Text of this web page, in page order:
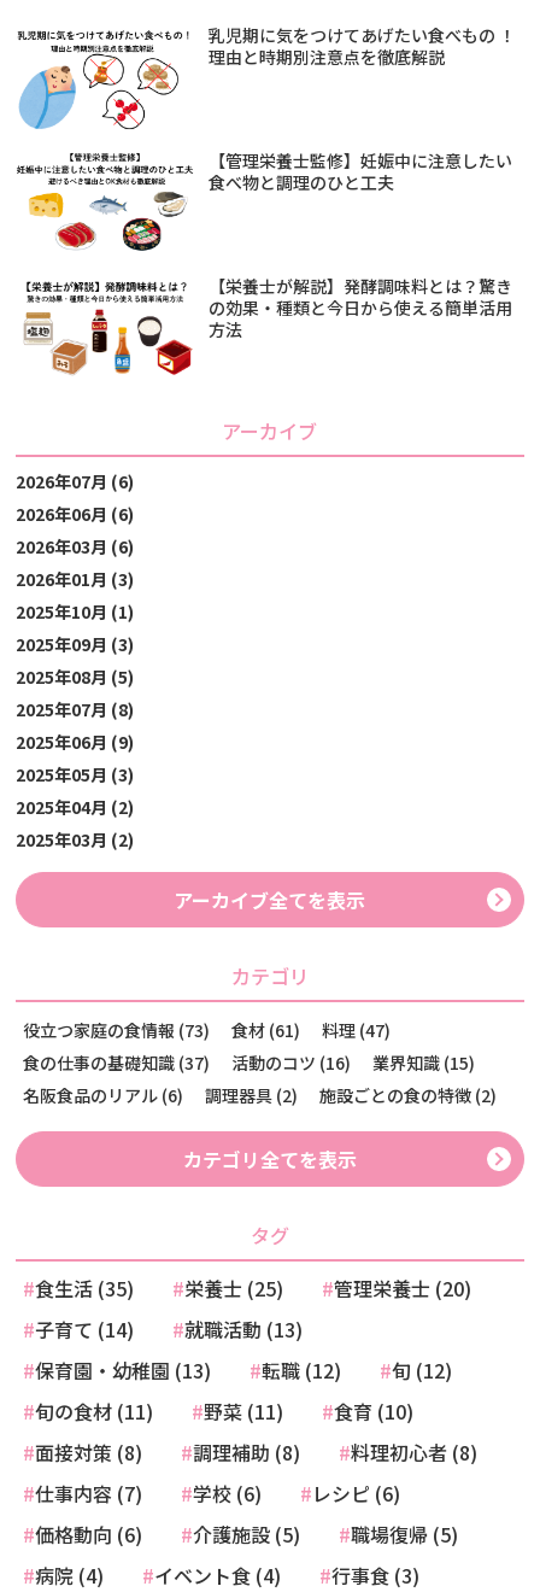
乳児期に気をつけてあげたい食べもの ！
理由と時期別注意点を徹底解説
【管理栄養士監修】妊娠中に注意したい
食べ物と調理のひと工夫
【栄養士が解説】発酵調味料とは？驚き
の効果・種類と今日から使える簡単活用
方法
アーカイブ
2026年07月 (6)
2026年06月 (6)
2026年03月 (6)
2026年01月 (3)
2025年10月 (1)
2025年09月 (3)
2025年08月 (5)
2025年07月 (8)
2025年06月 (9)
2025年05月 (3)
2025年04月 (2)
2025年03月 (2)
アーカイブ全てを表示
カテゴリ
役立つ家庭の食情報 (73) 食材 (61)
料理 (47)
食の仕事の基礎知識 (37)
活動のコツ (16)
業界知識 (15)
名阪食品のリアル (6)
調理器具 (2) 施設ごとの食の特徴 (2)
カテゴリ全てを表示
タグ
食生活 (35)
栄養士 (25)
管理栄養士 (20)
子育て (14)
就職活動 (13)
保育園・幼稚園 (13)
転職 (12)
旬 (12)
旬の食材 (11)
野菜 (11)
食育 (10)
面接対策 (8)
調理補助 (8)
料理初心者 (8)
仕事内容 (7)
学校 (6)
レシピ (6)
価格動向 (6)
介護施設 (5)
職場復帰 (5)
病院 (4)
イベント食 (4)
行事食 (3)